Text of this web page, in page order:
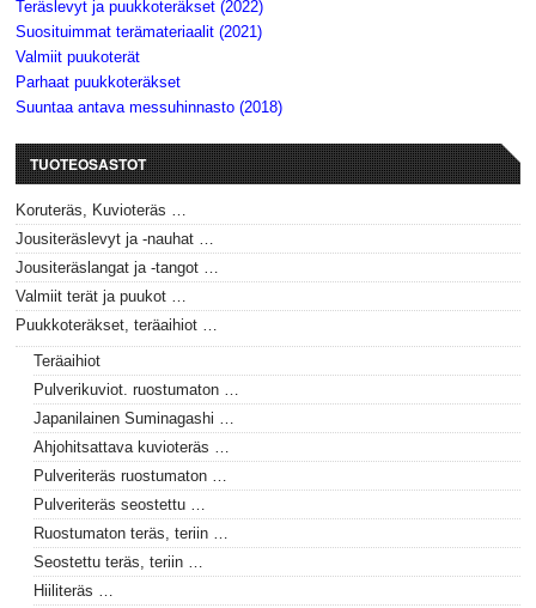
Teräslevyt ja puukkoteräkset (2022)
Suosituimmat terämateriaalit (2021)
Valmiit puukoterät
Parhaat puukkoteräkset
Suuntaa antava messuhinnasto (2018)
TUOTEOSASTOT
Koruteräs, Kuvioteräs …
Jousiteräslevyt ja -nauhat …
Jousiteräslangat ja -tangot …
Valmiit terät ja puukot …
Puukkoteräkset, teräaihiot …
Teräaihiot
Pulverikuviot. ruostumaton …
Japanilainen Suminagashi …
Ahjohitsattava kuvioteräs …
Pulveriteräs ruostumaton …
Pulveriteräs seostettu …
Ruostumaton teräs, teriin …
Seostettu teräs, teriin …
Hiiliteräs …